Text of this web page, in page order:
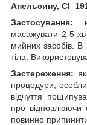
Апельсину, CI
Застосування:
масажувати 2-5
мийних засобів.
тіла.
Застереження:
процедури,
відчуття
про відновлюючи
повинно